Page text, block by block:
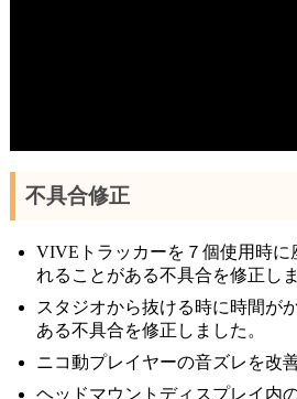
不具合修正
VIVEトラッカーを７個使用時に
れることがある不具合を修正しま
スタジオから抜ける時に時間が
ある不具合を修正しました。
ニコ動プレイヤーの音ズレを改
ヘッドマウントディスプレイ内